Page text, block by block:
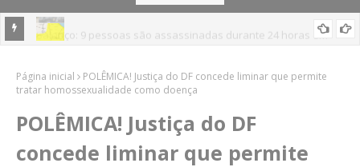
alerta amarelo de vendaval
Página inicial
POLÊMICA! Justiça do DF concede liminar que permite
tratar homossexualidade como doença
POLÊMICA! Justiça do DF
concede liminar que permite